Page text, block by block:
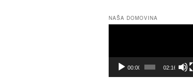
NAŠA DOMOVINA
00:00 02:16